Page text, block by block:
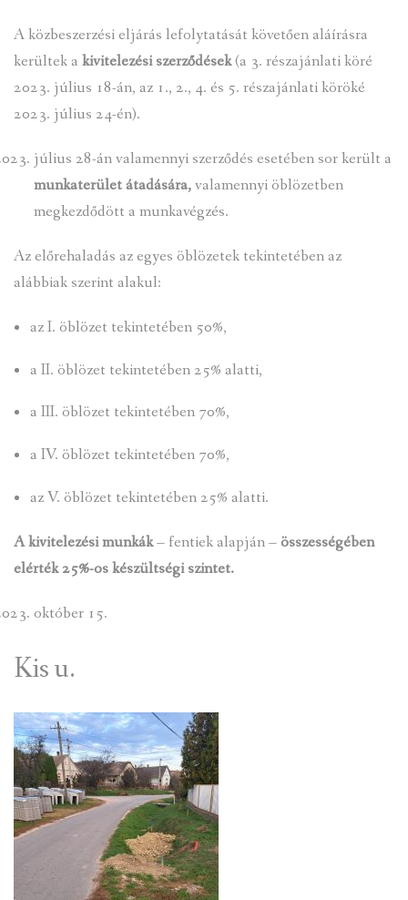
INTÉZMÉNYEK
INFORMÁCIÓK
GALÉRIA
KAPCSOLAT
LETÖLTHETŐ NYOMTATVÁNYOK
VÁLASZTÁS 2026
ROMA NEMZETISÉGI ÖNKORMÁNYZATI KÉPVISELŐK
VAGYONNYILATKOZATA – 2026. ÉV
A közbeszerzési eljárás lefolytatását követően aláírásra
kerültek a kivitelezési szerződések(a 3. részajánlati köré
2023. július 18-án, az 1., 2., 4. és 5. részajánlati köröké
2023. július 24-én).
július 28-án valamennyi szerződés esetében sor került a
munkaterület átadására,valamennyi öblözetben
megkezdődött a munkavégzés.
Az előrehaladás az egyes öblözetek tekintetében az
alábbiak szerint alakul:
az I. öblözet tekintetében 50%,
a II. öblözet tekintetében 25% alatti,
a III. öblözet tekintetében 70%,
a IV. öblözet tekintetében 70%,
az V. öblözet tekintetében 25% alatti.
A kivitelezési munkák– fentiek alapján –összességében
elérték 25%-os készültségi szintet.
október 15.
Kis u.